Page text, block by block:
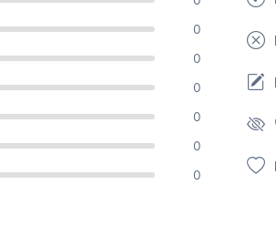
0
0
0
0
0
0